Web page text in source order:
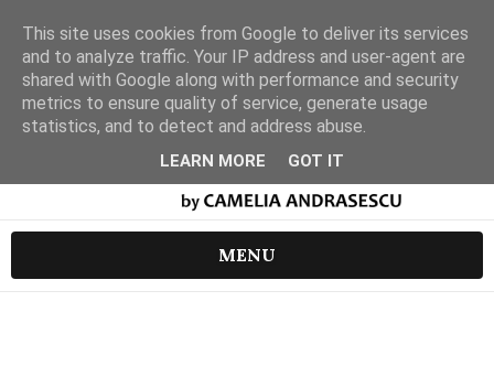
MENU
This site uses cookies from Google to deliver its services
and to analyze traffic. Your IP address and user-agent are
shared with Google along with performance and security
metrics to ensure quality of service, generate usage
statistics, and to detect and address abuse.
LEARN MORE GOT IT